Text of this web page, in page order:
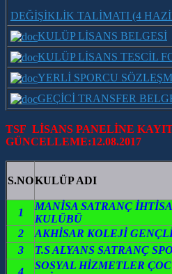
DEĞİŞİKLİK TALİMATI (4
KULÜP LİSANS BELGESİ
KULÜP LİSANS TESCİL
YERLİ SPORCU
GEÇİCİ TRANSFER
TSF LİSANS PANELİNE
GÜNCELLEME:12.08.2017
S.NOKULÜP ADI
1
MANİSA SATRANÇ
KULÜBÜ
2
AKHİSAR KOLEJİ
3
T.S ALYANS SATRANÇ
4
SOSYAL HİZMETLER